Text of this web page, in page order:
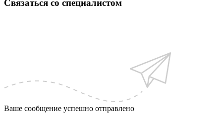
Связаться со специалистом
Ваше сообщение успешно отправлено